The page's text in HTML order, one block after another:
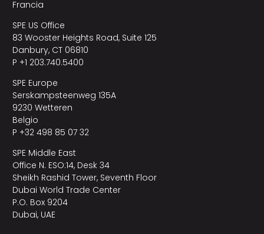
Francia
SPE US Office
83 Wooster Heights Road, Suite 125
Danbury, CT 06810
P +1 203.740.5400
SPE Europe
Serskampsteenweg 135A
9230 Wetteren
Belgio
P +32 498 85 07 32
SPE Middle East
Office N. ESO:14, Desk 34
Sheikh Rashid Tower, Seventh Floor
Dubai World Trade Center
P.O. Box 9204
Dubai, UAE